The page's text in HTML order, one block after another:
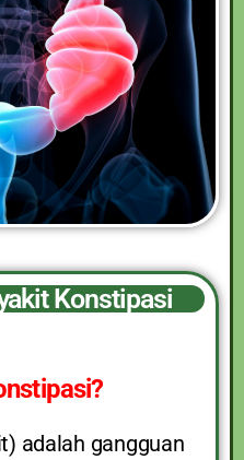
Konstipasi
adalah gangguan